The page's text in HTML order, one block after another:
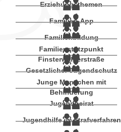
Erziehungsthemen
Familien-App
Familienbildung
Familienstützpunkt
Finsterwalderstraße
Gesetzlicher Jugendschutz
Junge Menschen mit
Behinderung
Jugendbeirat
Jugendhilfe im Strafverfahren